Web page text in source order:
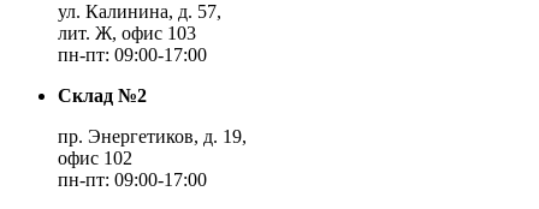
ул. Калинина, д. 57,
лит. Ж, офис 103
пн-пт: 09:00-17:00
Склад №2
пр. Энергетиков, д. 19,
офис 102
пн-пт: 09:00-17:00